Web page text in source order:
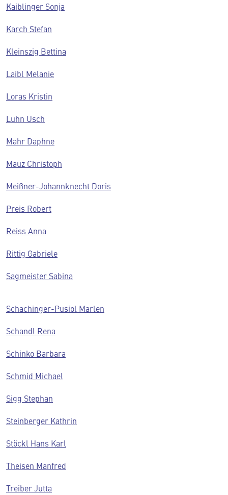
Kaiblinger Sonja
Karch Stefan
Kleinszig Bettina
Laibl Melanie
Loras Kristin
Luhn Usch
Mahr Daphne
Mauz Christoph
Meißner-Johannknecht Doris
Preis Robert
Reiss Anna
Rittig Gabriele
Sagmeister Sabina
Schachinger-Pusiol Marlen
Schandl Rena
Schinko Barbara
Schmid Michael
Sigg Stephan
Steinberger Kathrin
Stöckl Hans Karl
Theisen Manfred
Treiber Jutta